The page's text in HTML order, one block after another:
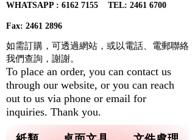
WHATSAPP : 6162 7155​ TEL: 2461 6700
Fax: 2461 2896
如需訂購，可透過網站，或以電話、電郵聯絡
我們查詢， 謝謝。
To place an order, you can contact us
through our website, or you can reach
out to us via phone or email for
inquiries. Thank you.